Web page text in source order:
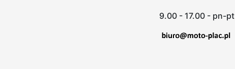
9.00 - 17.00 - pn-pt